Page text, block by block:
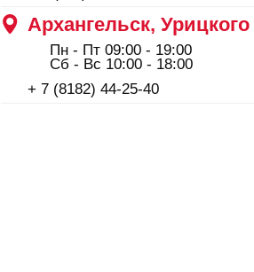
ООО "Профинструмент Плюс" ИНН 2902091377
Сотрудничество: maxim_anshukov@profi29.ru
Сайт носит информационный характер и не является
437(2) Гражданского кодекса РФ.